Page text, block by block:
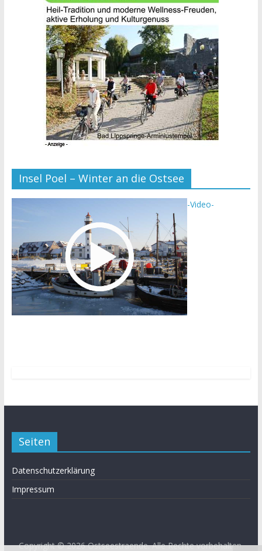
Insel Poel – Winter an die Ostsee
-Video-
Seiten
Datenschutzerklärung
Impressum
Copyright © 2026Ostseestraende. Alle Rechte vorbehalten.